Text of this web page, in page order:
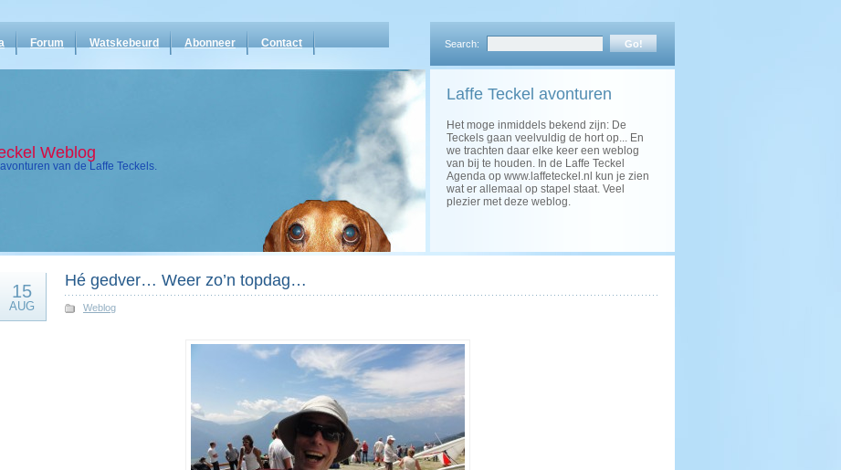
Forum Watskebeurd Abonneer Contact Search:
Weblog
van de Laffe Teckels.
Laffe Teckel avonturen
Het moge inmiddels bekend zijn: De
Teckels gaan veelvuldig de hort op... En
we trachten daar elke keer een weblog
van bij te houden. In de Laffe Teckel
Agenda op www.laffeteckel.nl kun je zien
wat er allemaal op stapel staat. Veel
plezier met deze weblog.
15
AUG
Hé gedver… Weer zo’n topdag…
Weblog